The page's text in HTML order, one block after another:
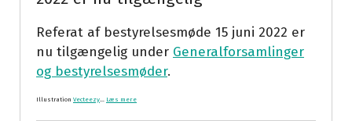
Referat af bestyrelsesmøde 15 juni 2022 er
nu tilgængelig under Generalforsamlinger
og bestyrelsesmøder.
Illustration Vecteezy… Læs mere